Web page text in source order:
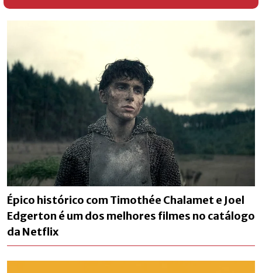
Épico histórico com Timothée Chalamet e Joel
Edgerton é um dos melhores filmes no catálogo
da Netflix